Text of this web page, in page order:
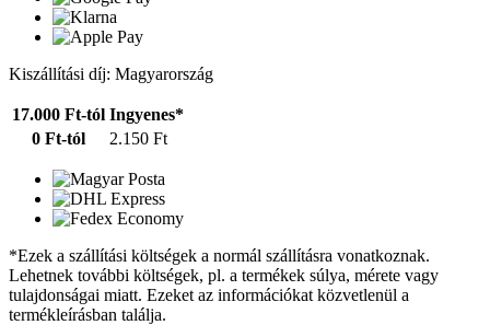
Kiszállítási díj: Magyarország
17.000 Ft-tól Ingyenes*
0 Ft-tól
2.150 Ft
*Ezek a szállítási költségek a normál szállításra vonatkoznak.
Lehetnek további költségek, pl. a termékek súlya, mérete vagy
tulajdonságai miatt. Ezeket az információkat közvetlenül a
termékleírásban találja.